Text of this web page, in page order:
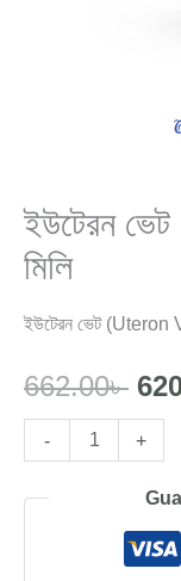
ইউটেরন
মিলি
ইউটেরন ভেট (Uteron
662.00৳
- +